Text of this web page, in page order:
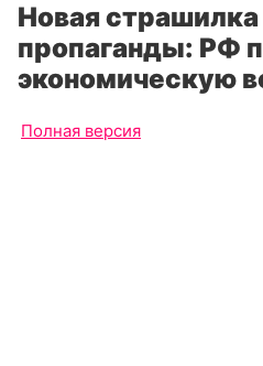
Новая страшилка
пропаганды: РФ
экономическую
Полная версия